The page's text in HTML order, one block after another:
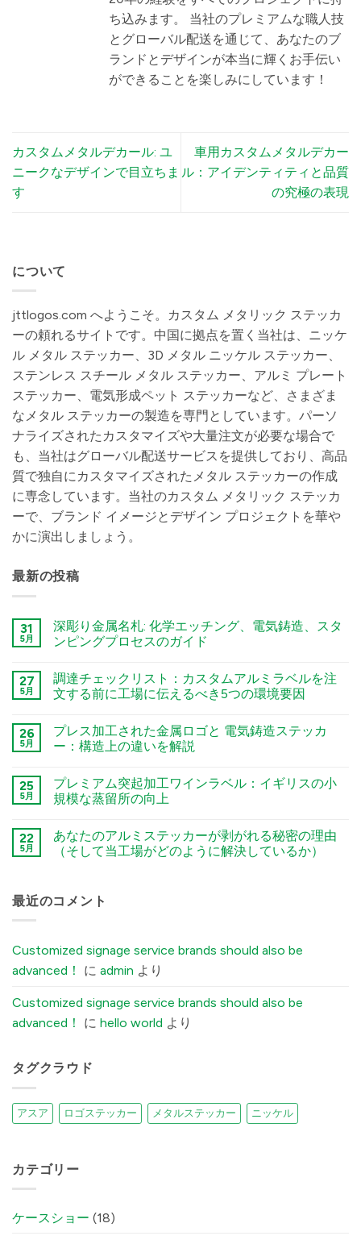
ち込みます。 当社のプレミアムな職人技
とグローバル配送を通じて、あなたのブ
ランドとデザインが本当に輝くお手伝い
ができることを楽しみにしています！
カスタムメタルデカール: ユ
ニークなデザインで目立ちま
す
車用カスタムメタルデカー
ル：アイデンティティと品質
の究極の表現
について
jttlogos.com へようこそ。カスタム メタリック ステッカ
ーの頼れるサイトです。中国に拠点を置く当社は、ニッケ
ル メタル ステッカー、3D メタル ニッケル ステッカー、
ステンレス スチール メタル ステッカー、アルミ プレート
ステッカー、電気形成ペット ステッカーなど、さまざま
なメタル ステッカーの製造を専門としています。パーソ
ナライズされたカスタマイズや大量注文が必要な場合で
も、当社はグローバル配送サービスを提供しており、高品
質で独自にカスタマイズされたメタル ステッカーの作成
に専念しています。当社のカスタム メタリック ステッカ
ーで、ブランド イメージとデザイン プロジェクトを華や
かに演出しましょう。
最新の投稿
31
5月
深彫り金属名札: 化学エッチング、電気鋳造、スタ
ンピングプロセスのガイド
नहीं
Deep
Engraving
A
Guide
Electroforming,
and
Stamping
27
5月
調達チェックリスト：カスタムアルミラベルを注
文する前に工場に伝えるべき5つの環境要因
नहीं
The
Sourcing
Environmental
Factors
You
Your
Factory
Before
Labels
में
26
5月
プレス加工された金属ロゴと 電気鋳造ステッカ
ー：構造上の違いを解説
नहीं
Stamped
Metal
Electroformed
Sticker:
Structural
25
5月
プレミアム突起加工ワインラベル：イギリスの小
規模な蒸留所の向上
नहीं
Premium
Embossed
UK
Boutique
22
5月
あなたのアルミステッカーが剥がれる秘密の理由
（そして当工場がどのように解決しているか）
The
Secret
Aluminum
Peel
How
Factory
最近のコメント
Customized signage service brands should also be
advanced！
に admin より
Customized signage service brands should also be
advanced！
に hello world より
タグクラウド
アスア ロゴステッカー メタルステッカー ニッケル
カテゴリー
ケースショー (18)